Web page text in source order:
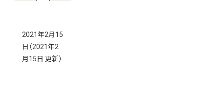
2021年2月15
日 （2021年2
月15日 更新）